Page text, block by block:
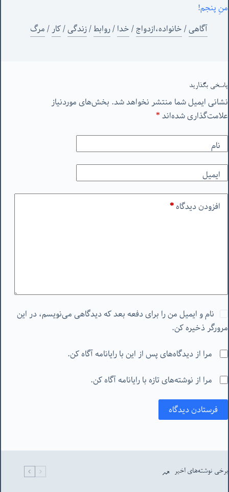
منِ پنجم!
آگاهی/خانواده،ازدواج/خدا/روابط/زندگی/کار/مرگ
پاسخی بگذارید
نشانی ایمیل شما منتشر نخواهد شد. بخش‌های موردنیاز
علامت‌گذاری شده‌اند*
نام
ایمیل
افزودن دیدگاه*
نام و ایمیل من را برای دفعه بعد که دیدگاهی می‌نویسم، در این
مرورگر ذخیره کن.
مرا از دیدگاه‌های پس از این با رایانامه آگاه کن.
مرا از نوشته‌های تازه با رایانامه آگاه کن.
فرستادن دیدگاه
برخی نوشته‌های اخیر